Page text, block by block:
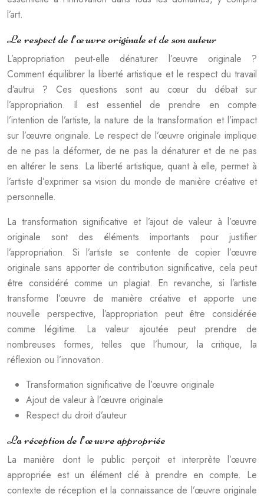
l’art.
Le respect de l’œuvre originale et de son auteur
L’appropriation peut-elle dénaturer l’œuvre originale ?
Comment équilibrer la liberté artistique et le respect du travail
d’autrui ? Ces questions sont au cœur du débat sur
l’appropriation. Il est essentiel de prendre en compte
l’intention de l’artiste, la nature de la transformation et l’impact
sur l’œuvre originale. Le respect de l’œuvre originale implique
de ne pas la déformer, de ne pas la dénaturer et de ne pas
en altérer le sens. La liberté artistique, quant à elle, permet à
l’artiste d’exprimer sa vision du monde de manière créative et
personnelle.
La transformation significative et l’ajout de valeur à l’œuvre
originale sont des éléments importants pour justifier
l’appropriation. Si l’artiste se contente de copier l’œuvre
originale sans apporter de contribution significative, cela peut
être considéré comme un plagiat. En revanche, si l’artiste
transforme l’œuvre de manière créative et apporte une
nouvelle perspective, l’appropriation peut être considérée
comme légitime. La valeur ajoutée peut prendre de
nombreuses formes, telles que l’humour, la critique, la
réflexion ou l’innovation.
Transformation significative de l’œuvre originale
Ajout de valeur à l’œuvre originale
Respect du droit d’auteur
La réception de l’œuvre appropriée
La manière dont le public perçoit et interprète l’œuvre
appropriée est un élément clé à prendre en compte. Le
contexte de réception et la connaissance de l’œuvre originale